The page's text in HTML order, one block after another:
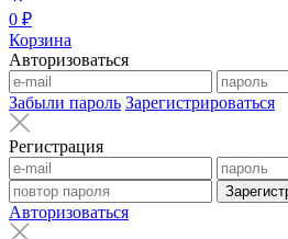
0 ₽
Корзина
Авторизоваться
Забыли пароль Зарегистрироваться
Регистрация
Авторизоваться